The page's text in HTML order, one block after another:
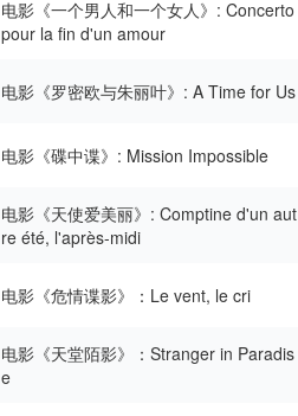
电影《一个男人和一个女人》: Concerto
pour la fin d'un amour
电影《罗密欧与朱丽叶》: A Time for Us
电影《碟中谍》: Mission Impossible
电影《天使爱美丽》: Comptine d'un aut
re été, l'après-midi
电影《危情谍影》：Le vent, le cri
电影《天堂陌影》：Stranger in Paradis
e